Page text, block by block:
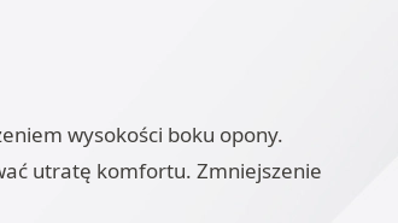
wysokości boku opony.
utratę komfortu. Zmniejszenie